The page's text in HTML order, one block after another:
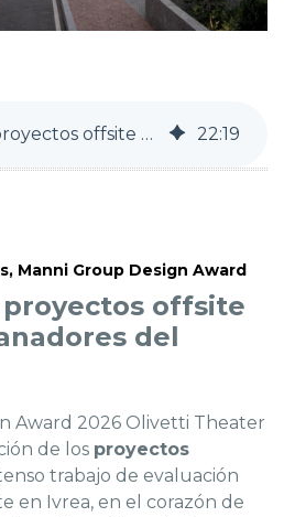
Arquitectura, proyectos offsite y visión: los ganadores del MGDA 2026 22:19
, Manni Group Design Award
offsite
del
Award 2026 Olivetti Theater
de los proyectos
trabajo de evaluación
en Ivrea, en el corazón de